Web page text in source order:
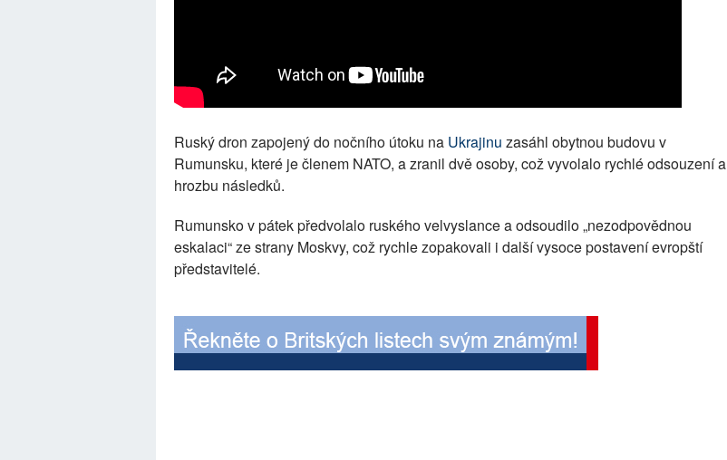
Ruský dron zapojený do nočního útoku na Ukrajinu zasáhl obytnou budovu v
Rumunsku, které je členem NATO, a zranil dvě osoby, což vyvolalo rychlé odsouzení a
hrozbu následků.
Rumunsko v pátek předvolalo ruského velvyslance a odsoudilo „nezodpovědnou
eskalaci“ ze strany Moskvy, což rychle zopakovali i další vysoce postavení evropští
představitelé.